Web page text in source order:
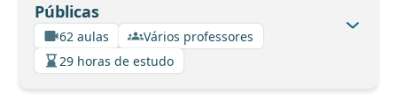
Públicas
62 aulas
Vários professores
29 horas de estudo